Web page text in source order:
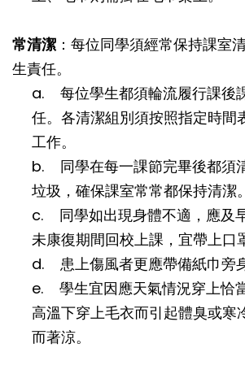
常清潔 ：每位同學須經常保持課室
生責任。
a. 每位學生都須輪流履行課後
任。各清潔組別須按照指定時間
工作。
b. 同學在每一課節完畢後都須
垃圾，確保課室常常都保持清潔。
c. 同學如出現身體不適，應及
未康復期間回校上課，宜帶上口
d. 患上傷風者更應帶備紙巾旁身
e. 學生宜因應天氣情況穿上恰
高溫下穿上毛衣而引起體臭或寒
而著涼。